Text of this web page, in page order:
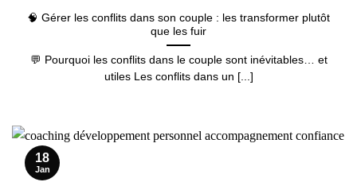
🧠 Gérer les conflits dans son couple : les transformer plutôt
que les fuir
💬 Pourquoi les conflits dans le couple sont inévitables… et
utiles Les conflits dans un [...]
18
Jan